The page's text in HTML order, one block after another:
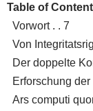
Table of
Vorwort . . 7
Von
Der doppelte
Erforschung
Ars computi